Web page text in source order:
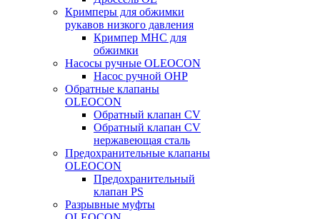
Кримперы для обжимки
рукавов низкого давления
Кримпер MHC для
обжимки
Насосы ручные OLEOCON
Насос ручной OHP
Обратные клапаны
OLEOCON
Обратный клапан CV
Обратный клапан CV
нержавеющая сталь
Предохранительные клапаны
OLEOCON
Предохранительный
клапан PS
Разрывные муфты